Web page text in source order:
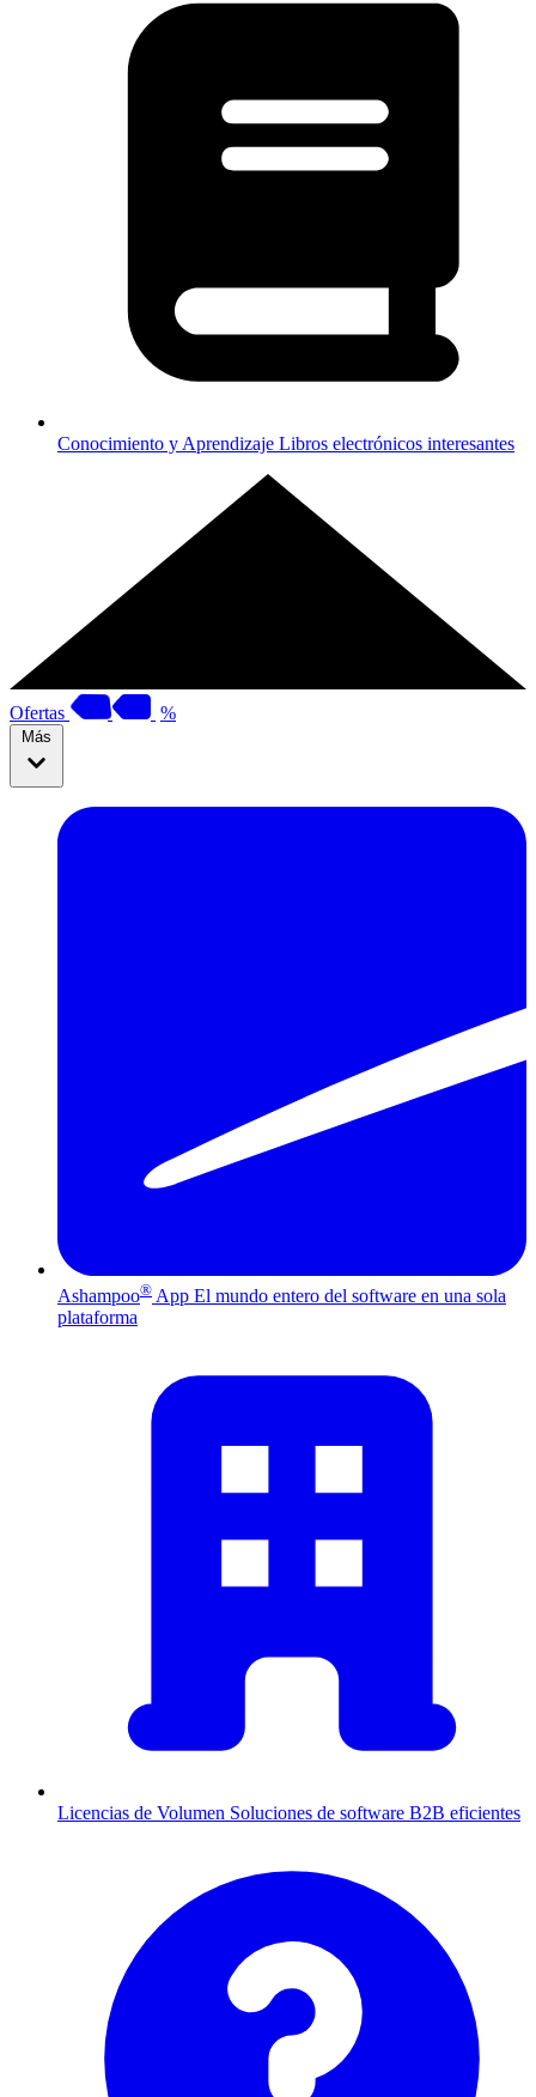
Conocimiento y Aprendizaje Libros electrónicos interesantes
Ofertas %
Más
Ashampoo® App El mundo entero del software en una sola
plataforma
Licencias de Volumen Soluciones de software B2B eficientes